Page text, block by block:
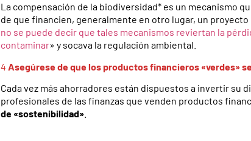
La compensación de la biodiversidad* es un mecanismo
de que financien, generalmente en otro lugar, un
no se puede decir que tales mecanismos reviertan la
contaminar» y socava la regulación ambiental.
4 Asegúrese de que los productos financieros «verdes»
Cada vez más ahorradores están dispuestos a invertir su
profesionales de las finanzas que venden productos
de «sostenibilidad».